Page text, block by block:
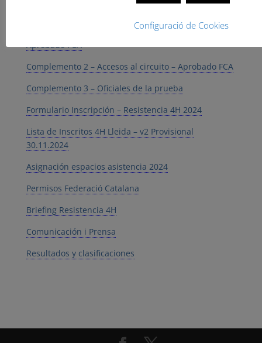
Complemento 1 – Clases de la competición –
Aprobado FCA
Complemento 2 – Accesos al circuito – Aprobado FCA
Complemento 3 – Oficiales de la prueba
Formulario Inscripción – Resistencia 4H 2024
Lista de Inscritos 4H Lleida – v2 Provisional
30.11.2024
Asignación espacios asistencia 2024
Permisos Federació Catalana
Briefing Resistencia 4H
Comunicación i Prensa
Resultados y clasificaciones
Configuració de Cookies